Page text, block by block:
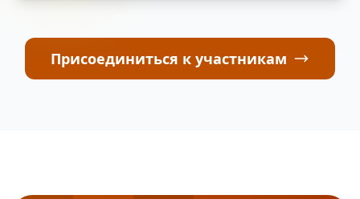
Присоединиться к участникам